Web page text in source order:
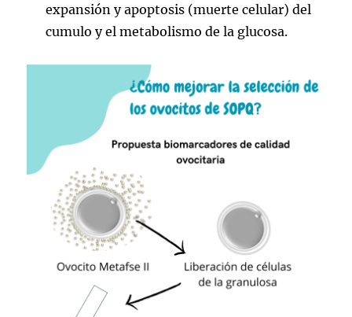
expansión y apoptosis (muerte celular) del
cumulo y el metabolismo de la glucosa.